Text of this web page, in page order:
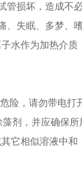
损坏，造成不必
、失眠、多梦、
水作为加热介
险，请勿带电打
剂，并应确保
它相似溶液中